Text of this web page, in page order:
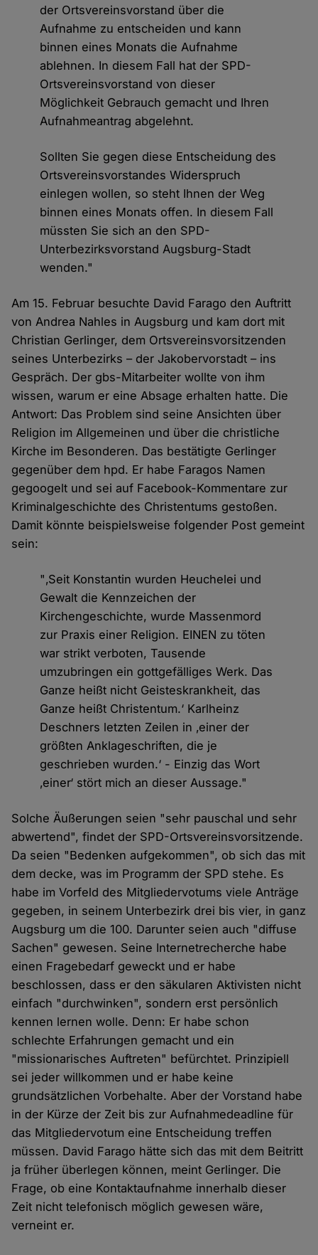
der Ortsvereinsvorstand über die
Aufnahme zu entscheiden und kann
binnen eines Monats die Aufnahme
ablehnen. In diesem Fall hat der SPD-
Ortsvereinsvorstand von dieser
Möglichkeit Gebrauch gemacht und Ihren
Aufnahmeantrag abgelehnt.
Sollten Sie gegen diese Entscheidung des
Ortsvereinsvorstandes Widerspruch
einlegen wollen, so steht Ihnen der Weg
binnen eines Monats offen. In diesem Fall
müssten Sie sich an den SPD-
Unterbezirksvorstand Augsburg-Stadt
wenden."
Am 15. Februar besuchte David Farago den Auftritt
von Andrea Nahles in Augsburg und kam dort mit
Christian Gerlinger, dem Ortsvereinsvorsitzenden
seines Unterbezirks – der Jakobervorstadt – ins
Gespräch. Der gbs-Mitarbeiter wollte von ihm
wissen, warum er eine Absage erhalten hatte. Die
Antwort: Das Problem sind seine Ansichten über
Religion im Allgemeinen und über die christliche
Kirche im Besonderen. Das bestätigte Gerlinger
gegenüber dem hpd. Er habe Faragos Namen
gegoogelt und sei auf Facebook-Kommentare zur
Kriminalgeschichte des Christentums gestoßen.
Damit könnte beispielsweise folgender Post gemeint
sein:
"‚Seit Konstantin wurden Heuchelei und
Gewalt die Kennzeichen der
Kirchengeschichte, wurde Massenmord
zur Praxis einer Religion. EINEN zu töten
war strikt verboten, Tausende
umzubringen ein gottgefälliges Werk. Das
Ganze heißt nicht Geisteskrankheit, das
Ganze heißt Christentum.‘ Karlheinz
Deschners letzten Zeilen in ‚einer der
größten Anklageschriften, die je
geschrieben wurden.‘ - Einzig das Wort
‚einer‘ stört mich an dieser Aussage."
Solche Äußerungen seien "sehr pauschal und sehr
abwertend", findet der SPD-Ortsvereinsvorsitzende.
Da seien "Bedenken aufgekommen", ob sich das mit
dem decke, was im Programm der SPD stehe. Es
habe im Vorfeld des Mitgliedervotums viele Anträge
gegeben, in seinem Unterbezirk drei bis vier, in ganz
Augsburg um die 100. Darunter seien auch "diffuse
Sachen" gewesen. Seine Internetrecherche habe
einen Fragebedarf geweckt und er habe
beschlossen, dass er den säkularen Aktivisten nicht
einfach "durchwinken", sondern erst persönlich
kennen lernen wolle. Denn: Er habe schon
schlechte Erfahrungen gemacht und ein
"missionarisches Auftreten" befürchtet. Prinzipiell
sei jeder willkommen und er habe keine
grundsätzlichen Vorbehalte. Aber der Vorstand habe
in der Kürze der Zeit bis zur Aufnahmedeadline für
das Mitgliedervotum eine Entscheidung treffen
müssen. David Farago hätte sich das mit dem Beitritt
ja früher überlegen können, meint Gerlinger. Die
Frage, ob eine Kontaktaufnahme innerhalb dieser
Zeit nicht telefonisch möglich gewesen wäre,
verneint er.